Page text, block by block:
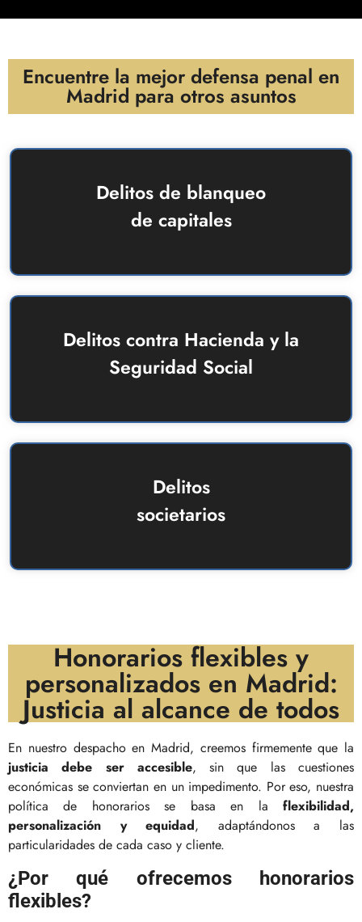
Encuentre la mejor defensa penal en
Madrid para otros asuntos
Delitos de blanqueo
de capitales
Delitos contra Hacienda y la
Seguridad Social
Delitos
societarios
Honorarios flexibles y
personalizados en Madrid:
Justicia al alcance de todos
En nuestro despacho en Madrid, creemos firmemente que la
justicia debe ser accesible, sin que las cuestiones
económicas se conviertan en un impedimento. Por eso, nuestra
política de honorarios se basa en la flexibilidad,
personalización y equidad, adaptándonos a las
particularidades de cada caso y cliente.
¿Por qué ofrecemos honorarios
flexibles?